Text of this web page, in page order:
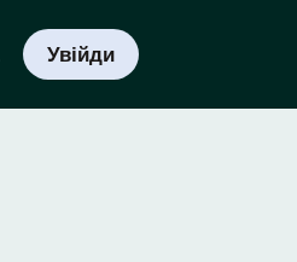
Увійди